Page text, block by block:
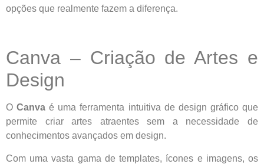
opções que realmente fazem a diferença.
Canva – Criação de Artes e
Design
OCanva é uma ferramenta intuitiva de design gráfico que
permite criar artes atraentes sem a necessidade de
conhecimentos avançados em design.
Com uma vasta gama de templates, ícones e imagens, os